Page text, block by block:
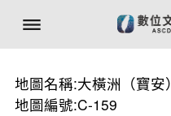
地圖名稱:大橫洲（寶安）
地圖編號:C-159